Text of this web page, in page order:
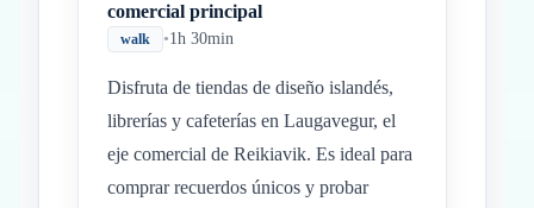
comercial principal
walk •1h 30min
Disfruta de tiendas de diseño islandés,
librerías y cafeterías en Laugavegur, el
eje comercial de Reikiavik. Es ideal para
comprar recuerdos únicos y probar